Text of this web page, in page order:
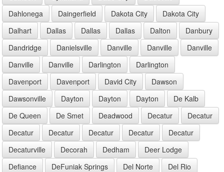
Dahlonega
Daingerfield Dakota City
Dakota City
Dalhart
Dallas Dallas Dallas Dalton
Danbury
Dandridge
Danielsville Danville Danville
Danville
Danville
Danville Darlington
Darlington
Davenport
Davenport David City
Dawson
Dawsonville
Dayton Dayton Dayton
De Kalb
De Queen
De Smet Deadwood Decatur
Decatur
Decatur
Decatur Decatur Decatur
Decatur
Decaturville
Decorah Dedham
Deer Lodge
Defiance
DeFuniak Springs Del Norte
Del Rio